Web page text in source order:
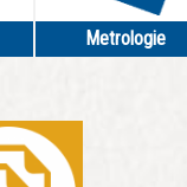
Metrologie